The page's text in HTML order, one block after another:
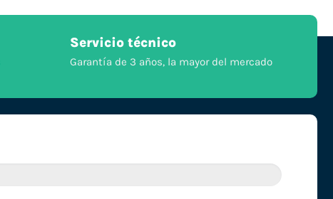
Servicio técnico
Garantía de 3 años, la mayor del mercado